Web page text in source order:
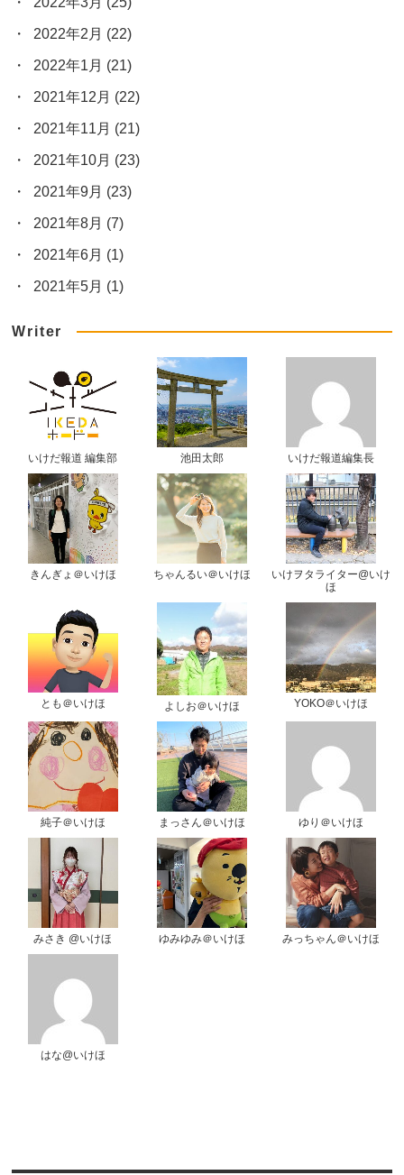
2022年2月 (22)
2022年1月 (21)
2021年12月 (22)
2021年11月 (21)
2021年10月 (23)
2021年9月 (23)
2021年8月 (7)
2021年6月 (1)
2021年5月 (1)
Writer
いけだ報道 編集部 池田太郎 いけだ報道編集長
きんぎょ＠いけほ ちゃんるい＠いけほ
いけヲタライター@いけ
ほ
とも＠いけほ よしお＠いけほ YOKO＠いけほ
純子＠いけほ まっさん＠いけほ ゆり＠いけほ
みさき @いけほ ゆみゆみ＠いけほ みっちゃん＠いけほ
はな@いけほ